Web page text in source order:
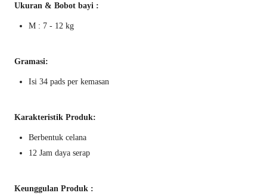
Ukuran & Bobot bayi :
M : 7 - 12 kg
Gramasi:
Isi 34 pads per kemasan
Karakteristik Produk:
Berbentuk celana
12 Jam daya serap
Keunggulan Produk :